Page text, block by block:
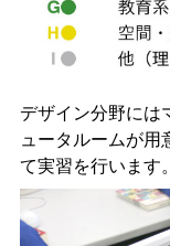
デザイン分野には
ュータルームが用
て実習を行います。